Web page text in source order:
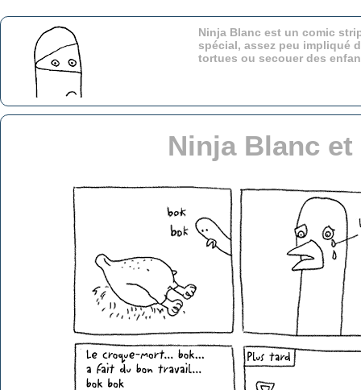
Ninja Blanc est un comic
spécial, assez peu impliqué
tortues ou secouer des
Ninja Blanc